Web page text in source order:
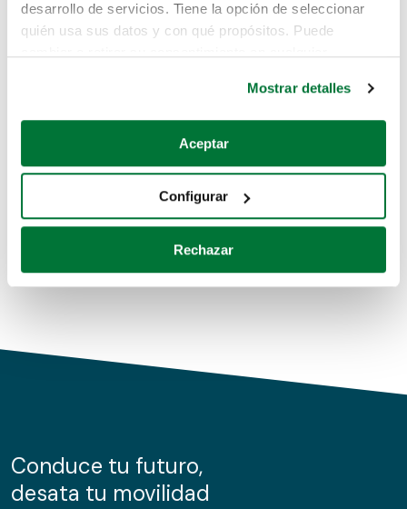
desarrollo de servicios. Tiene la opción de seleccionar
quién usa sus datos y con qué propósitos. Puede
Si lo permite, también quisiéramos:
Recopilar información sobre su ubicación geográfica
Identificar su dispositivo analizándolo activamente
para buscar características específicas (huellas
Obtenga más información sobre cómo se procesan sus
de cookies.
información sobre el uso que haga del sitio web con
nuestros partners de redes sociales, publicidad y análisis
Mostrar detalles
Aceptar
Configurar
Rechazar
Pero puedes encontrar el coche que estás
buscando en alguno de estos enlaces:
Coches de segunda mano
Coches de km0
Conduce tu futuro,
desata tu movilidad